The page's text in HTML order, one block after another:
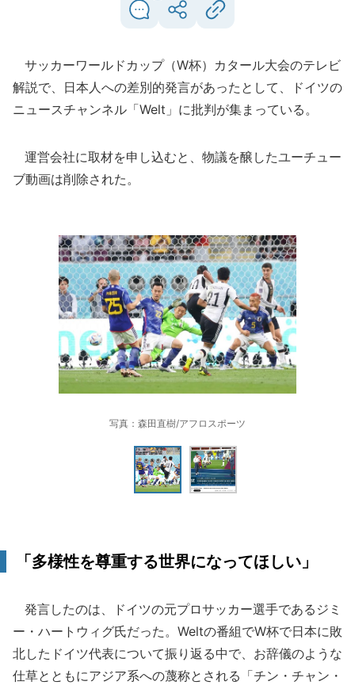
サッカーワールドカップ（W杯）カタール大会のテレビ
解説で、日本人への差別的発言があったとして、ドイツの
ニュースチャンネル「Welt」に批判が集まっている。
運営会社に取材を申し込むと、物議を醸したユーチュー
ブ動画は削除された。
写真：森田直樹/アフロスポーツ
「多様性を尊重する世界になってほしい」
発言したのは、ドイツの元プロサッカー選手であるジミ
ー・ハートウィグ氏だった。Weltの番組でW杯で日本に敗
北したドイツ代表について振り返る中で、お辞儀のような
仕草とともにアジア系への蔑称とされる「チン・チャン・